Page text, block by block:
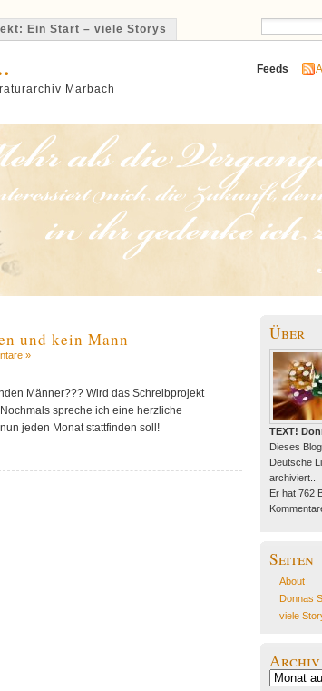
Ein Start – viele Storys
Marbach
Feeds
und kein Mann
»
Männer??? Wird das Schreibprojekt
spreche ich eine herzliche
jeden Monat stattfinden soll!
Über
TEXT!
Dieses
Deutsche
archiviert..
Er hat 762
Seiten
About
Donnas
viele
Archiv
Archiv